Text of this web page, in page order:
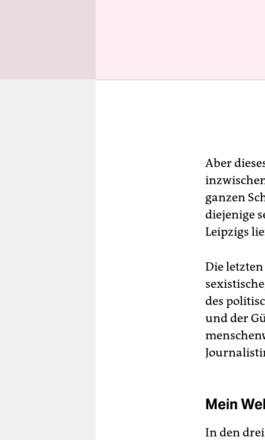
Aber
ganzen
diejenige
Leipzigs
Die letzten
des
und der
Mein
In den